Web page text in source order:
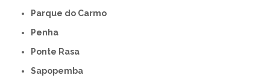
Parque do Carmo
Penha
Ponte Rasa
Sapopemba